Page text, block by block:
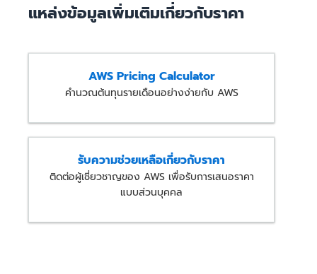
แหล่งข้อมูลเพิ่มเติมเกี่ยวกับราคา
AWS Pricing Calculator
คำนวณต้นทุนรายเดือนอย่างง่ายกับ AWS
รับความช่วยเหลือเกี่ยวกับราคา
ติดต่อผู้เชี่ยวชาญของ AWS เพื่อรับการเสนอราคา
แบบส่วนบุคคล